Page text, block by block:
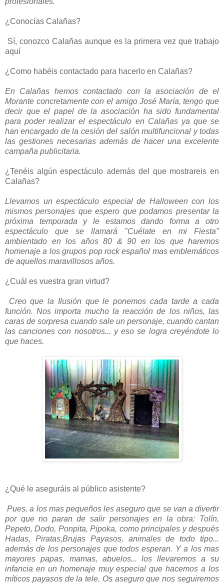
¿Conocías Calañas?
Sí, conozco Calañas aunque es la primera vez que trabajo
aquí
¿Como habéis contactado para hacerlo en Calañas?
En Calañas hemos contactado con la asociación de el
Morante concretamente con el amigo José María, tengo que
decir que el papel de la asociación ha sido fundamental
para poder realizar el espectáculo en Calañas ya que se
han encargado de la cesión del salón multifuncional y todas
las gestiones necesarias además de hacer una excelente
campaña publicitaria.
¿Tenéis algún espectáculo además del que mostrareis en
Calañas?
Llevamos un espectáculo especial de Halloween con los
mismos personajes que espero que podamos presentar la
próxima temporada y le estamos dando forma a otro
espectáculo que se llamará "Cuélate en mi Fiesta"
ambientado en los años 80 & 90 en los que haremos
homenaje a los grupos pop rock español mas emblemáticos
de aquellos maravillosos años.
¿Cuál es vuestra gran virtud?
Creo que la Ilusión que le ponemos cada tarde a cada
función. Nos importa mucho la reacción de los niños, las
caras de sorpresa cuando sale un personaje, cuando cantan
las canciones con nosotros... y eso se logra creyéndote lo
que haces.
¿Qué le aseguráis al público asistente?
Pues, a los mas pequeños les aseguro que se van a divertir
por que no paran de salir personajes en la obra: Tolín,
Pepeto, Dodo, Ponpita, Pipoka, como principales y después
Hadas, Piratas,Brujas Payasos, animales de todo tipo...
además de los personajes que todos esperan. Y a los mas
mayores papas, mamas, abuelos... los llevaremos a su
infancia en un homenaje muy especial que hacemos a los
míticos payasos de la tele. Os aseguro que nos seguiremos